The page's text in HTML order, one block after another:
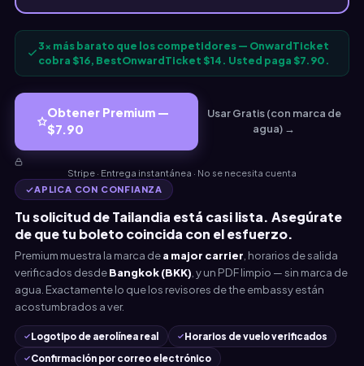
3× más barato que los competidores — OnwardTicket
cobra $16, BestOnwardTicket $14. Usted paga $7.90.
Obtener Premium —
$7.90
Usar Gratis (con marca de
agua) →
Stripe · Entrega instantánea · No se necesita cuenta
APLICA CON CONFIANZA
Tu solicitud de Tailandia está casi lista. Asegúrate
de que tu boleto coincida con el esfuerzo.
Premium muestra la marca dea major carrier , horarios de salida
verificados desdeBangkok (BKK) , y un PDF limpio — sin marca de
agua. Exactamente lo que los revisores de the embassy están
acostumbrados a ver.
Logotipo de aerolínea real
Horarios de vuelo verificados
Confirmación por correo electrónico